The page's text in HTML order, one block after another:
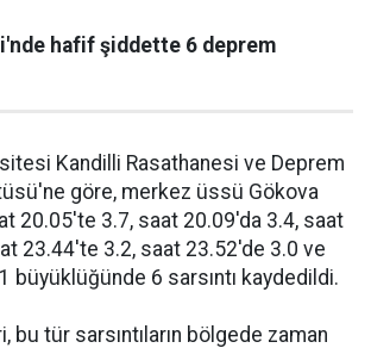
hafif şiddette 6 deprem
Kandilli Rasathanesi ve Deprem
göre, merkez üssü Gökova
20.05'te 3.7, saat 20.09'da 3.4, saat
23.44'te 3.2, saat 23.52'de 3.0 ve
büyüklüğünde 6 sarsıntı kaydedildi.
bu tür sarsıntıların bölgede zaman